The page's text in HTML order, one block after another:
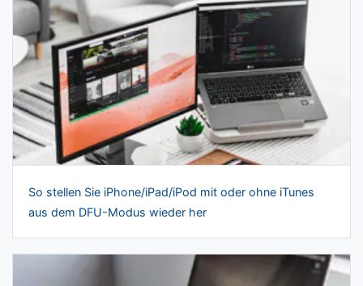
So stellen Sie iPhone/iPad/iPod mit oder ohne iTunes
aus dem DFU-Modus wieder her